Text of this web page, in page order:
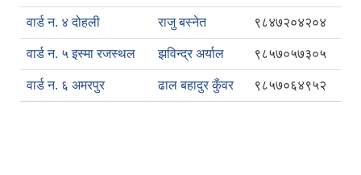
वार्ड न. ४ दोहली राजु बस्नेत ९८४७२०४२०४
वार्ड न. ५ इस्मा रजस्थल झविन्द्र अर्याल ९८५७०५७३०५
वार्ड न. ६ अमरपुर ढाल बहादुर कुँवर ९८५७०६४९५२